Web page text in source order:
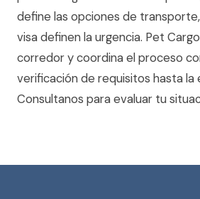
define las opciones de
visa definen la urgencia. Pet
corredor y coordina el proceso
verificación de requisitos hasta la
Consultanos para evaluar tu